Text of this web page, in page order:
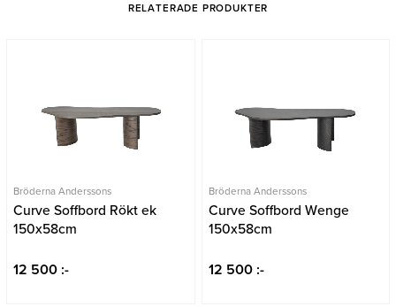
RELATERADE PRODUKTER
Bröderna Anderssons
Curve Soffbord Rökt ek
150x58cm
12 500 :-
Bröderna Anderssons
Curve Soffbord Wenge
150x58cm
12 500 :-